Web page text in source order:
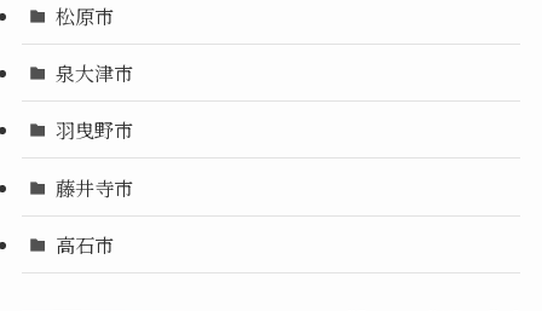
松原市
泉大津市
羽曳野市
藤井寺市
高石市